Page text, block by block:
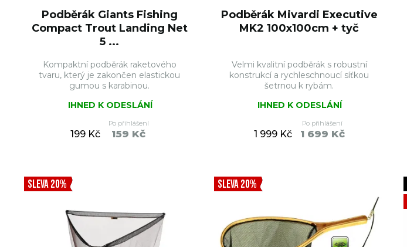
Podběrák Giants Fishing
Compact Trout Landing Net
5 ...
Kompaktní podběrák raketového
tvaru, který je zakončen elastickou
gumou s karabinou.
IHNED K ODESLÁNÍ
199 Kč
Po přihlášení
159 Kč
Podběrák Mivardi Executive
MK2 100x100cm + tyč
Velmi kvalitní podběrák s robustní
konstrukcí a rychleschnoucí síťkou
šetrnou k rybám.
IHNED K ODESLÁNÍ
1 999 Kč
Po přihlášení
1 699 Kč
SLEVA 20% SLEVA 20%